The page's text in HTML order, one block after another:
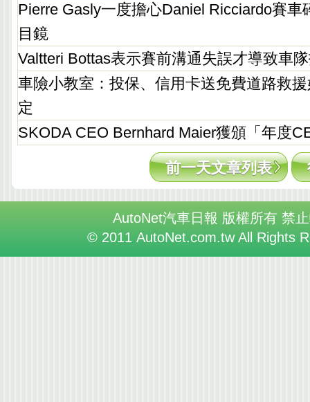
Pierre Gasly一度擔心Daniel Ricciardo賽車
目鏡
Valtteri Bottas表示賽前溝通失誤才導致車
車險小教室：投保、信用卡送免費道路救
定
SKODA CEO Bernhard Maier獲頒「年度
前一天文章列表
AutoNet汽車日報 版權所有 禁
© 2011 AutoNet.com.tw All Rights